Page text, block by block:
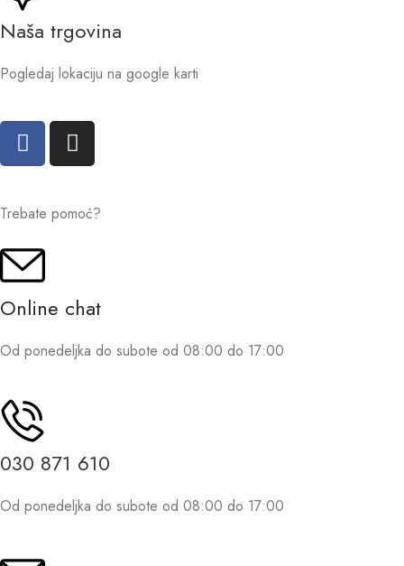
Naša trgovina
Pogledaj lokaciju na google karti
Trebate pomoć?
Online chat
Od ponedeljka do subote od 08:00 do 17:00
030 871 610
Od ponedeljka do subote od 08:00 do 17:00